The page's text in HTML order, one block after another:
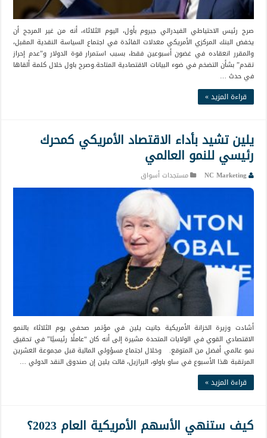
صرح رئيس الاحتياطي الفيدرالي جيروم بأول، اليوم الثلاثاء، أنه من غير المرجح أن
يخفض البنك المركزي الأمريكي معدلات الفائدة في اجتماع السياسة النقدية المقبل،
والمقرر انعقاده في غضون أسبوعين فقط، بسبب استمرار قوة الدولار و”عدم إحراز
تقدم” بشأن التضخم في ضوء البيانات الاقتصادية المتاحة.وصرح باول خلال كلمة ألقاها
في حدث …
قراءة المزيد »
يلين تشيد بأداء الاقتصاد الأمريكي كمحرك
رئيسي للنمو العالمي
NC Marketing مستجدات أسواق
أشادت وزيرة الخزانة الأمريكية جانيت يلين في مؤتمر صحفي يوم الثلاثاء بالنمو
الاقتصادي القوي في الولايات المتحدة مشيرة إلى أنه كان “عاملًا رئيسيًا” في تحقيق
نمو عالمي أفضل من المتوقع. وخلال اجتماع مسؤولي المالية قبل مجموعة العشرين
المرتقبة هذا الأسبوع في ساو باولو، البرازيل، قالت يلين إن صندوق النقد الدولي …
قراءة المزيد »
كيف ستنهي الأسهم الأمريكية العام 2023؟